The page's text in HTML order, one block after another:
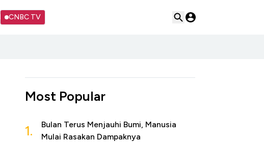
CNBC TV
Most Popular
1.
Bulan Terus Menjauhi Bumi, Manusia
Mulai Rasakan Dampaknya